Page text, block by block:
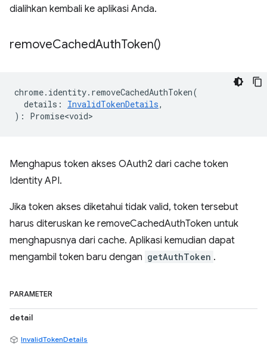
dialihkan kembali ke aplikasi Anda.
removeCachedAuthToken()
chrome. identity. removeCachedAuthToken(
details : InvalidTokenDetails,
) : Promise<void>
Menghapus token akses OAuth2 dari cache token
Identity API.
Jika token akses diketahui tidak valid, token tersebut
harus diteruskan ke removeCachedAuthToken untuk
menghapusnya dari cache. Aplikasi kemudian dapat
mengambil token baru dengan getAuthToken .
PARAMETER
detail
InvalidTokenDetails